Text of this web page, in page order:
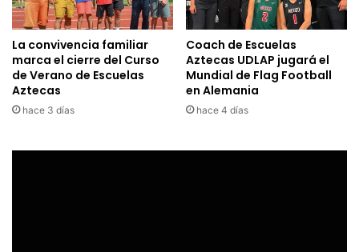
La convivencia familiar
marca el cierre del Curso
de Verano de Escuelas
Aztecas
hace 3 días
Coach de Escuelas
Aztecas UDLAP jugará el
Mundial de Flag Football
en Alemania
hace 4 días